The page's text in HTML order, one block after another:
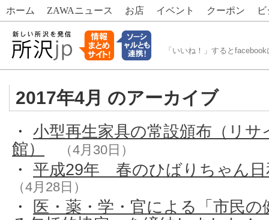
ホーム ZAWAニュース お店 イベント クーポン
「いいね！」すると
2017年4月 のアーカイブ
・ 小型再生家具の常設頒布（リ
館）
（4月30日）
・ 平成29年 春のひばりちゃん日
（4月28日）
・
医・薬・学・官による「市民